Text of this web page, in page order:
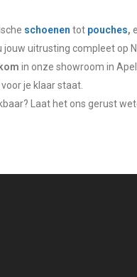
schoenen tot pouches,
uitrusting compleet op
in onze showroom in
je klaar staat.
Laat het ons gerust